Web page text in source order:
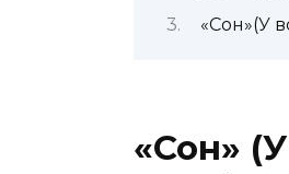
«Сон»(У
«Сон»